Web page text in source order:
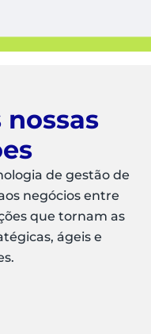
nossas
de gestão de
negócios entre
que tornam as
ágeis e